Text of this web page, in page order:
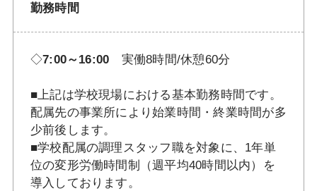
勤務時間
◇7:00～16:00 実働8時間/休憩60分
■上記は学校現場における基本勤務時間です。
配属先の事業所により始業時間・終業時間が多
少前後します。
■学校配属の調理スタッフ職を対象に、1年単
位の変形労働時間制（週平均40時間以内）を
導入しております。